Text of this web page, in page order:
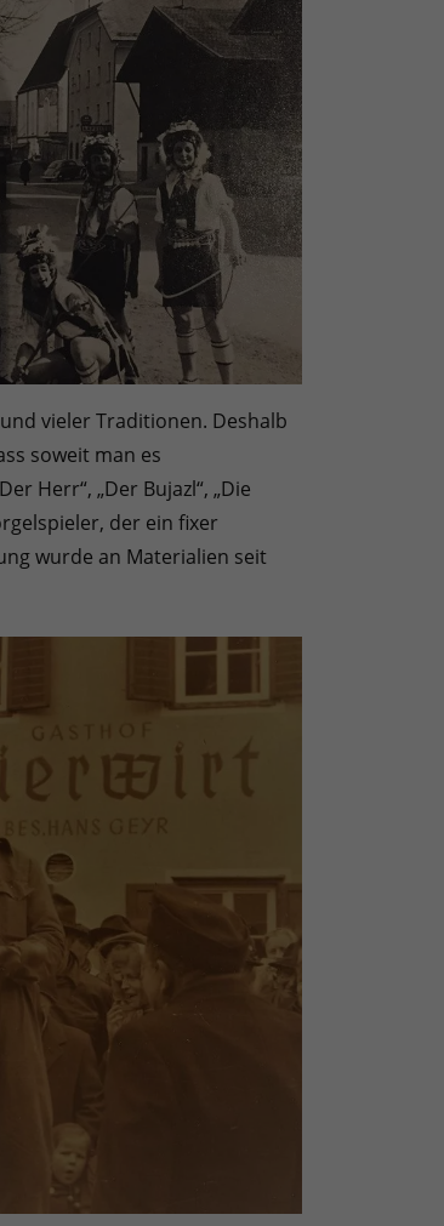
vieler Traditionen. Deshalb
soweit man es
Herr“, „Der Bujazl“, „Die
der ein fixer
wurde an Materialien seit